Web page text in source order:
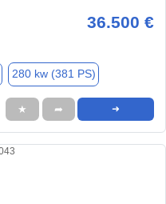
36.500 €
280 kw (381 PS)
★ ➦ ➜